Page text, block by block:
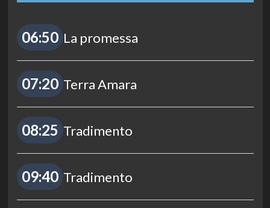
06:50 La promessa
07:20 Terra Amara
08:25 Tradimento
09:40 Tradimento